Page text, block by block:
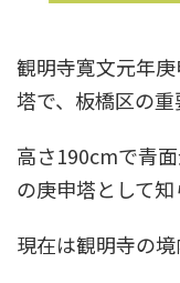
観明寺寛文元年
塔で、板橋区の重
高さ190cmで青
の庚申塔として知
現在は観明寺の境